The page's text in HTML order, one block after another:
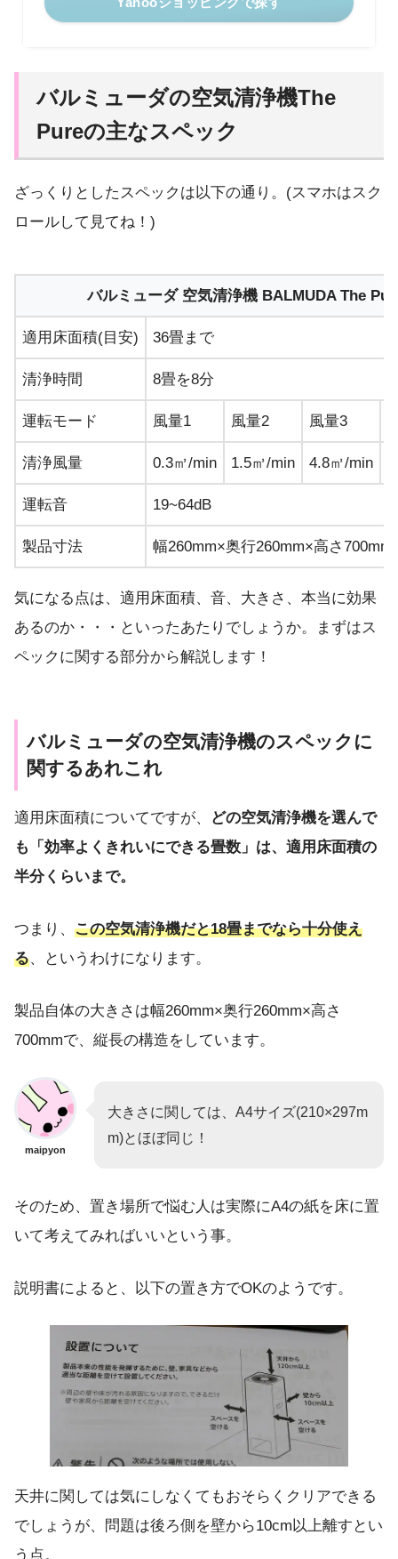
バルミューダの空気清浄機The
Pureの主なスペック
ざっくりとしたスペックは以下の通り。(スマホはスク
ロールして見てね！)
バルミューダ 空気清浄機 BALMUDA The
適用床面積(目安) 36畳まで
清浄時間 8畳を8分
運転モード 風量1 風量2 風量3
清浄風量 0.3㎥/min 1.5㎥/min 4.8㎥/min
運転音 19~64dB
製品寸法 幅260mm×奥行260mm×高さ700mm
気になる点は、適用床面積、音、大きさ、本当に効果
あるのか・・・といったあたりでしょうか。まずはス
ペックに関する部分から解説します！
バルミューダの空気清浄機のスペックに
関するあれこれ
適用床面積についてですが、
どの空気清浄機を選んで
も「効率よくきれいにできる畳数」は、適用床面積の
半分くらいまで。
つまり、 この空気清浄機だと18畳までなら十分使え
る、というわけになります。
製品自体の大きさは幅260mm×奥行260mm×高さ
700mmで、縦長の構造をしています。
maipyon
大きさに関しては、A4サイズ(210×297m
m)とほぼ同じ！
そのため、置き場所で悩む人は実際にA4の紙を床に置
いて考えてみればいいという事。
説明書によると、以下の置き方でOKのようです。
天井に関しては気にしなくてもおそらくクリアできる
でしょうが、問題は後ろ側を壁から10cm以上離すとい
う点。